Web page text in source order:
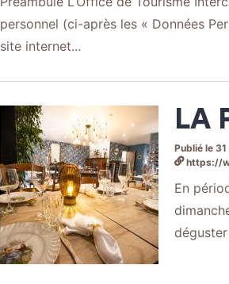
personnel (ci-après les « Données
site internet...
LA
Publié le
https://
En